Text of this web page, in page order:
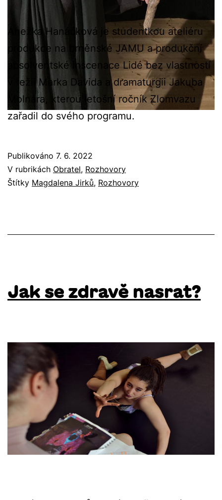
Anežka Hanáčková je studentkou ateliéru
produkce na brněnské JAMU a produkční
absolventské inscenace Lidé bez vlastností
v režii Marka Davida a dramaturgii Jakuba
Molnára, kterou letošní ročník Zlomvazu
zařadil do svého programu.
Publikováno 7. 6. 2022
V rubrikách Obratel, Rozhovory
Štítky Magdalena Jirků, Rozhovory
Jak se zdravě nasrat?